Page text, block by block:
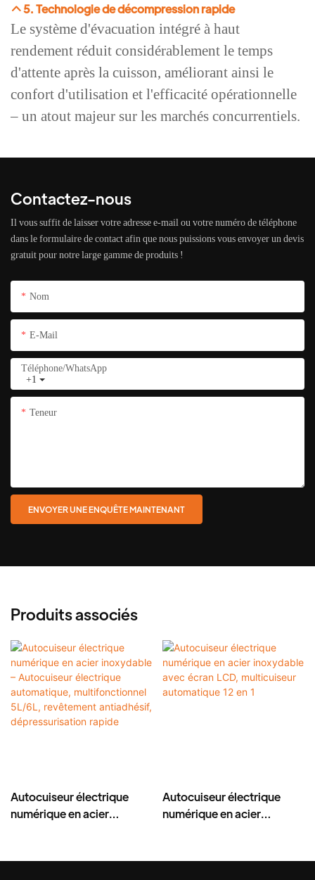
5. Technologie de décompression rapide
Le système d'évacuation intégré à haut
rendement réduit considérablement le temps
d'attente après la cuisson, améliorant ainsi le
confort d'utilisation et l'efficacité opérationnelle
– un atout majeur sur les marchés concurrentiels.
Contactez-nous
Il vous suffit de laisser votre adresse e-mail ou votre numéro de téléphone
dans le formulaire de contact afin que nous puissions vous envoyer un devis
gratuit pour notre large gamme de produits !
Nom
E-Mail
+1
Téléphone/WhatsApp
Teneur
ENVOYER UNE ENQUÊTE MAINTENANT
Produits associés
Autocuiseur électrique
numérique en acier
multifonctionnel 5L/6L,
Autocuiseur électrique
numérique en acier
automatique 12 en 1